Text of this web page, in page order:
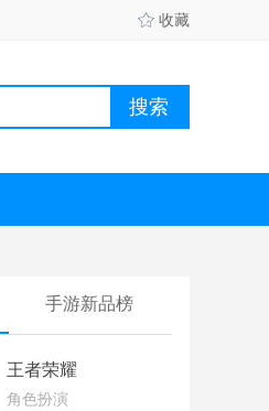
收藏
手游新品榜
王者荣耀
角色扮演